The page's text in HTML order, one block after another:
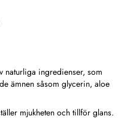
naturliga ingredienser, som
ämnen såsom glycerin, aloe
mjukheten och tillför glans.